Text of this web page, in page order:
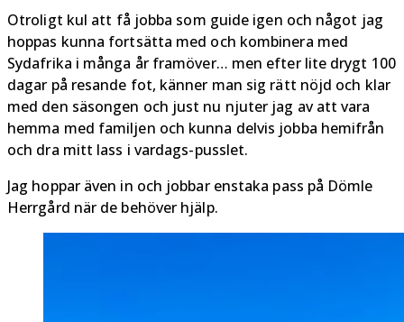
Otroligt kul att få jobba som guide igen och något jag
hoppas kunna fortsätta med och kombinera med
Sydafrika i många år framöver… men efter lite drygt 100
dagar på resande fot, känner man sig rätt nöjd och klar
med den säsongen och just nu njuter jag av att vara
hemma med familjen och kunna delvis jobba hemifrån
och dra mitt lass i vardags-pusslet.
Jag hoppar även in och jobbar enstaka pass på Dömle
Herrgård när de behöver hjälp.